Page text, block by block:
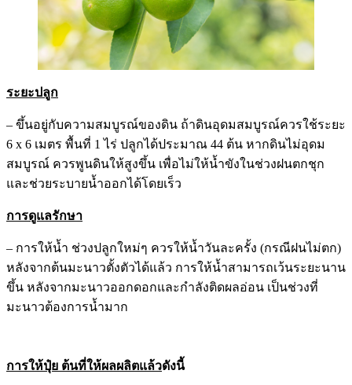
ระยะปลูก
– ขึ้นอยู่กับความสมบูรณ์ของดิน ถ้าดินอุดมสมบูรณ์ควรใช้ระยะ
6 x 6 เมตร พื้นที่ 1 ไร่ ปลูกได้ประมาณ 44 ต้น หากดินไม่อุดม
สมบูรณ์ ควรพูนดินให้สูงขึ้น เพื่อไม่ให้น้ำขังในช่วงฝนตกชุก
และช่วยระบายน้ำออกได้โดยเร็ว
การดูแลรักษา
– การให้น้ำ ช่วงปลูกใหม่ๆ ควรให้น้ำวันละครั้ง (กรณีฝนไม่ตก)
หลังจากต้นมะนาวตั้งตัวได้แล้ว การให้น้ำสามารถเว้นระยะนาน
ขึ้น หลังจากมะนาวออกดอกและกำลังติดผลอ่อน เป็นช่วงที่
มะนาวต้องการน้ำมาก
การให้ปุ๋ย ต้นที่ให้ผลผลิตแล้วดังนี้